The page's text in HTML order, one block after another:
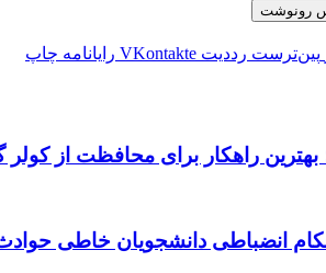
رونوشت
‫پین‌ترست ‫رددیت ‫VKontakte رایانامه چاپ
بهترین راهکار برای محافظت از
انضباطی دانشجویان خاطی